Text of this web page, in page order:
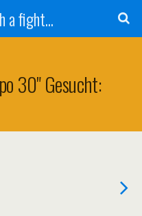
a fight...
30" Gesucht: